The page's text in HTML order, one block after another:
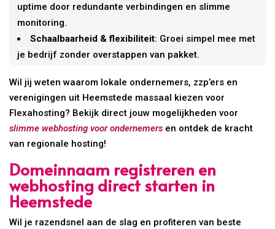
uptime door redundante verbindingen en slimme
monitoring.
Schaalbaarheid & flexibiliteit: Groei simpel mee met
je bedrijf zonder overstappen van pakket.
Wil jij weten waarom lokale ondernemers, zzp’ers en
verenigingen uit Heemstede massaal kiezen voor
Flexahosting? Bekijk direct jouw mogelijkheden voor
slimme webhosting voor ondernemers en ontdek de kracht
van regionale hosting!
Domeinnaam registreren en
webhosting direct starten in
Heemstede
Wil je razendsnel aan de slag en profiteren van beste